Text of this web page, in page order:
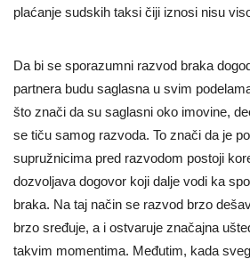
plaćanje sudskih taksi čiji iznosi nisu
Da bi se sporazumni razvod braka
partnera budu saglasna u svim
što znači da su saglasni oko imovine,
se tiču samog razvoda. To znači da je
supružnicima pred razvodom postoji
dozvoljava dogovor koji dalje vodi ka
braka. Na taj način se razvod brzo
brzo sređuje, a i ostvaruje značajna
takvim momentima. Međutim, kada